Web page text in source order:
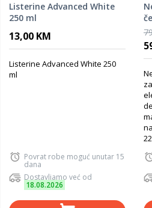
Listerine Advanced White
250 ml
13,00 KM
Listerine Advanced White 250
ml
Povrat robe moguć unutar 15
dana
Dostavljamo već od
18.08.2026
6